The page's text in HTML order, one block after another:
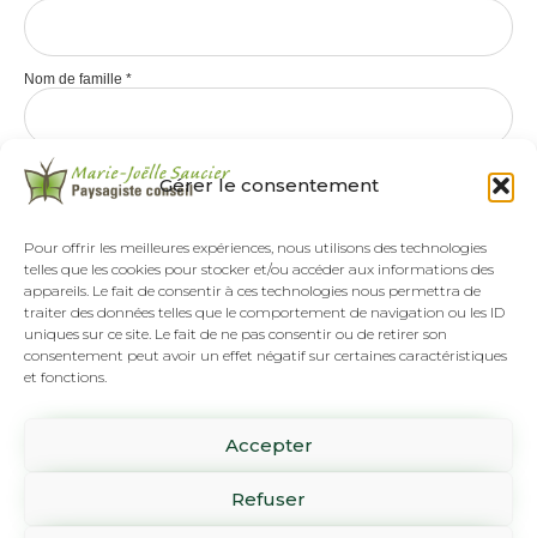
Gérer le consentement
Pour offrir les meilleures expériences, nous utilisons des technologies
telles que les cookies pour stocker et/ou accéder aux informations des
appareils. Le fait de consentir à ces technologies nous permettra de
traiter des données telles que le comportement de navigation ou les ID
uniques sur ce site. Le fait de ne pas consentir ou de retirer son
consentement peut avoir un effet négatif sur certaines caractéristiques
et fonctions.
Accepter
Refuser
Nom de famille *
SUR RENDEZ-VOUS SEULEMENT
1061 rue Pierre-Beaumont
Lévis, Qc G6Z 3H2